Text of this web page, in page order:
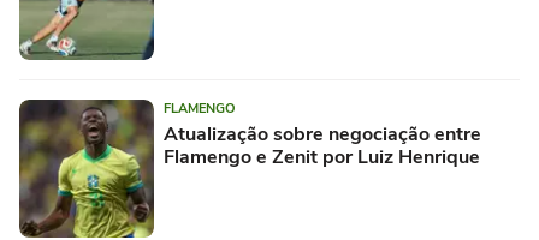
FLAMENGO
Atualização sobre negociação entre
Flamengo e Zenit por Luiz Henrique